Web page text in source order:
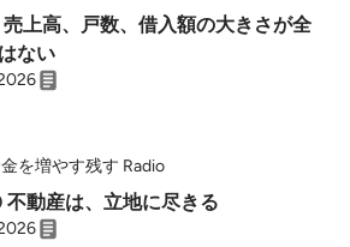
ない
を増やす残す Radio
#2520 不動産は、立地に尽きる